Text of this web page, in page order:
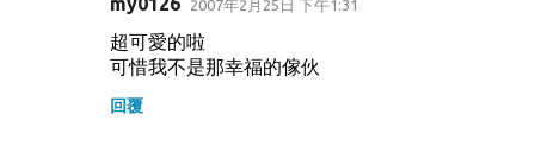
2007年2月25日 下午1:31
超可愛的啦
可惜我不是那幸福的傢伙
回覆